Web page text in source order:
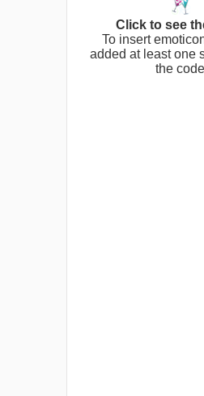
Click to see
To insert
added at least one
the